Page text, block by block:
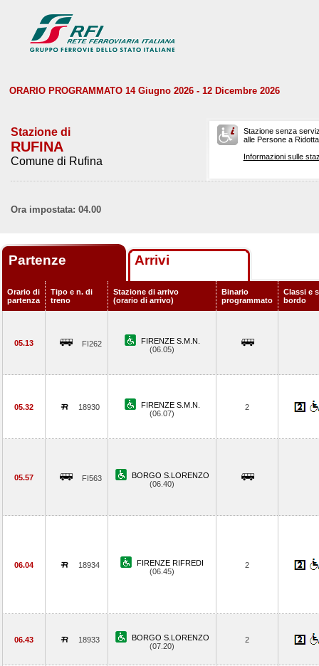
ORARIO PROGRAMMATO 14 Giugno 2026 - 12 Dicembre 2026
Stazione di
RUFINA
Comune di Rufina
Stazione senza
alle Persone a
Informazioni sulle
Ora impostata: 04.00
Partenze Arrivi
Orario di
partenza
Tipo e n. di
treno
Stazione di arrivo
(orario di arrivo)
Binario
programmato
Classi e
bordo
05.13 FI262
FIRENZE S.M.N.
(06.05)
05.32 18930
FIRENZE S.M.N.
(06.07)
2
05.57 FI563
BORGO S.LORENZO
(06.40)
06.04 18934
FIRENZE RIFREDI
(06.45)
2
06.43 18933
BORGO S.LORENZO
(07.20)
2